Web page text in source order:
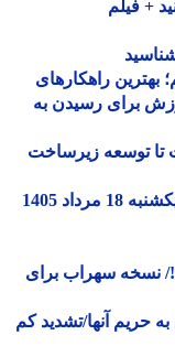
فیلم
راهکارهای
رسیدن به
توسعه زیرساخت
قیمت بیت کوین و ارز های دیجیتال امروز یکشنبه 18 مرداد 1405
سهراب برای
آنها/تشدید کم